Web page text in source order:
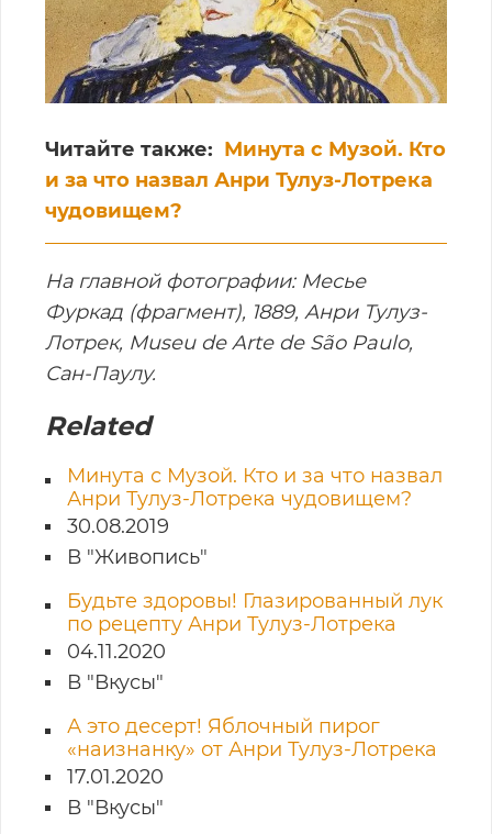
Читайте также: Минута с Музой. Кто
и за что назвал Анри Тулуз-Лотрека
чудовищем?
На главной фотографии: Месье
Фуркад (фрагмент), 1889, Анри Тулуз-
Лотрек, Museu de Arte de São Paulo,
Сан-Паулу.
Related
Минута с Музой. Кто и за что назвал
Анри Тулуз-Лотрека чудовищем?
30.08.2019
В "Живопись"
Будьте здоровы! Глазированный лук
по рецепту Анри Тулуз-Лотрека
04.11.2020
В "Вкусы"
А это десерт! Яблочный пирог
«наизнанку» от Анри Тулуз-Лотрека
17.01.2020
В "Вкусы"